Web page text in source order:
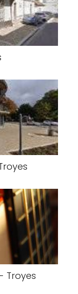
Troyes